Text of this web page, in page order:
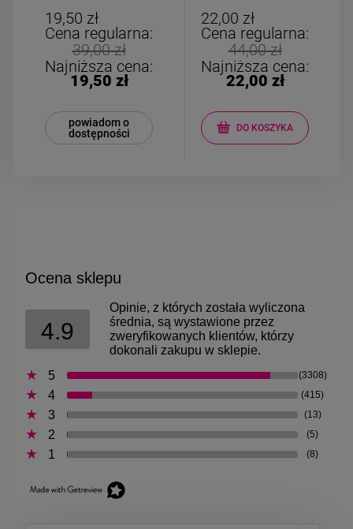
19,50 zł
Cena regularna:
39,00 zł
Najniższa cena:
19,50 zł
powiadom o
dostępności
biały
22,00 zł
Cena regularna:
44,00 zł
Najniższa cena:
22,00 zł
DO KOSZYKA
Ocena sklepu
4.9
Opinie, z których została wyliczona
średnia, są wystawione przez
zweryfikowanych klientów, którzy
dokonali zakupu w sklepie.
5
(3308)
4 (415)
3 (13)
2 (5)
1 (8)